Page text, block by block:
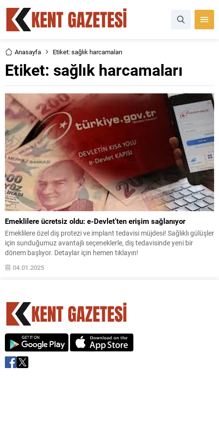
Anasayfa Etiket: sağlık harcamaları
Etiket: sağlık harcamaları
Emeklilere ücretsiz oldu: e-Devlet’ten erişim sağlanıyor
Emeklilere özel diş protezi ve implant tedavisi müjdesi! Sağlıklı gülüşler
için sunduğumuz avantajlı seçeneklerle, diş tedavisinde yeni bir
dönem başlıyor. Detaylar için hemen tıklayın!
04.01.2025